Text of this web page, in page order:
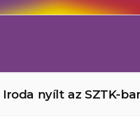
nyílt az SZTK-